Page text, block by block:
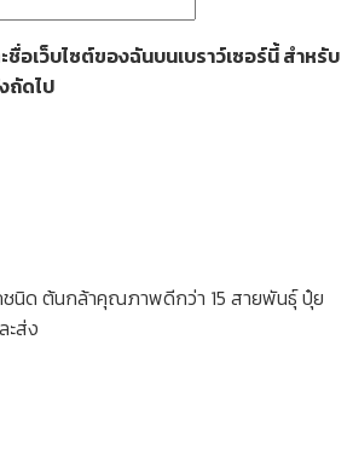
ชื่อเว็บไซต์ของฉันบนเบราว์เซอร์นี้ สำหรับ
ถัดไป
นิด ต้นกล้าคุณภาพดีกว่า 15 สายพันธุ์ ปุ๋ย
ะส่ง